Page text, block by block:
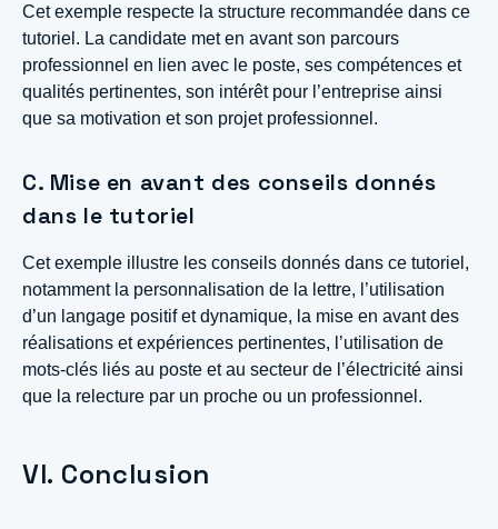
Cet exemple respecte la structure recommandée dans ce
tutoriel. La candidate met en avant son parcours
professionnel en lien avec le poste, ses compétences et
qualités pertinentes, son intérêt pour l’entreprise ainsi
que sa motivation et son projet professionnel.
C. Mise en avant des conseils donnés
dans le tutoriel
Cet exemple illustre les conseils donnés dans ce tutoriel,
notamment la personnalisation de la lettre, l’utilisation
d’un langage positif et dynamique, la mise en avant des
réalisations et expériences pertinentes, l’utilisation de
mots-clés liés au poste et au secteur de l’électricité ainsi
que la relecture par un proche ou un professionnel.
VI. Conclusion